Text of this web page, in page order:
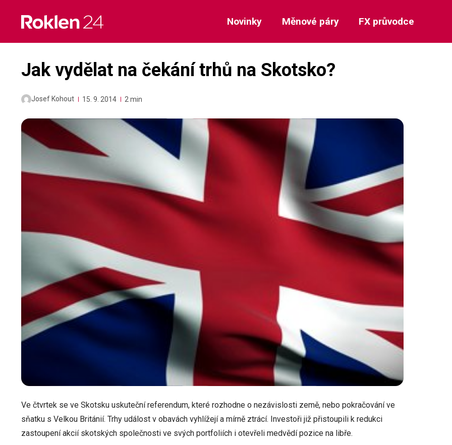
content
Novinky Měnové páry FX průvodce
Jak vydělat na čekání trhů na Skotsko?
Josef Kohout 15. 9. 2014 2 min
Ve čtvrtek se ve Skotsku uskuteční referendum, které rozhodne o nezávislosti země, nebo pokračování ve
sňatku s Velkou Británií. Trhy událost v obavách vyhlížejí a mírně ztrácí. Investoři již přistoupili k redukci
zastoupení akcií skotských společnosti ve svých portfoliích i otevřeli medvědí pozice na libře.